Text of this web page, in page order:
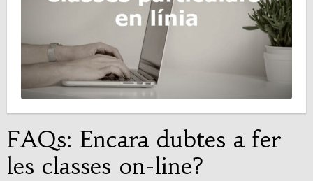
FAQs: Encara dubtes a fer
les classes on-line?